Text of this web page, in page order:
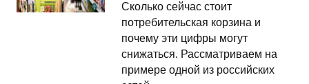
Сколько сейчас стоит
потребительская корзина и
почему эти цифры могут
снижаться. Рассматриваем на
примере одной из российских